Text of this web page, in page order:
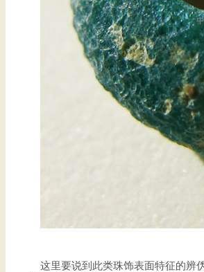
这里要说到此类珠饰表面特征的辨